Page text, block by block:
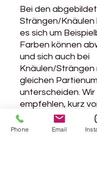
Bei den
Strängen/Knäulen
es sich um
Farben können
und sich auch bei
Knäulen/Strängen
gleichen
unterscheiden. Wir
empfehlen, kurz
Wechsel auf ein
Knäuel
Phone Email